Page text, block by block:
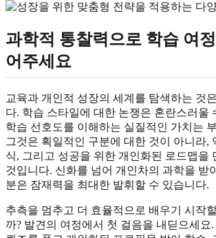
과학적 통찰력으로 학습 여
어주세요
교육과 개인적 성장의 세계를 탐색하는 것
다. 학습 스타일에 대한 논쟁은 혼란스러울
학습 선호도를 이해하는 실질적인 가치는
그것은 획일적인 구분에 대한 것이 아니라,
식, 그리고 성공을 위한 개인화된 로드맵을
것입니다. 신화를 넘어 개인차의 과학을 받
분은 잠재력을 최대한 발휘할 수 있습니다.
추측을 멈추고 더 효율적으로 배우기 시작
까? 발견의 여정에서 첫 걸음을 내딛으세요.